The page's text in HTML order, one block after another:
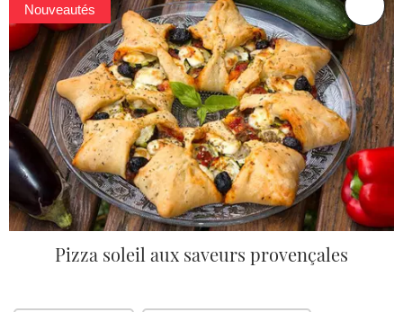
Nouveautés
Pizza soleil aux saveurs provençales